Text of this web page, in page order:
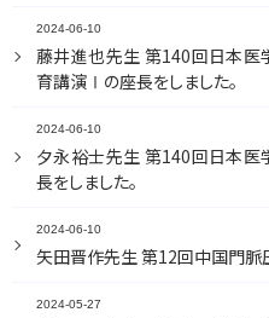
教室紹介
部門紹介
リンク
アクセス
2024-06-10
藤井進也先生 第140回日本医
育講演Ⅰの座長をしました。
2024-06-10
夕永裕士先生 第140回日本医
長をしました。
2024-06-10
矢田晋作先生 第12回中国門脈
2024-05-27